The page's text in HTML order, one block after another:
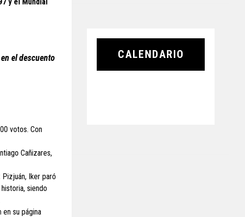
el descuento
votos. Con
Cañizares,
Pizjuán, Iker paró
siendo
su página
CALENDARIO